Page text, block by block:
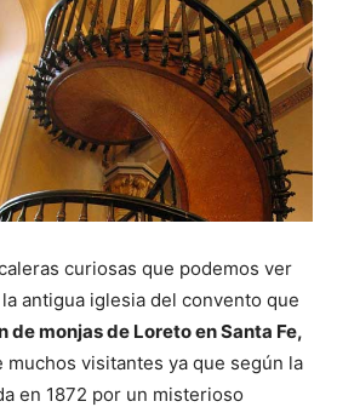
curiosas que podemos ver
antigua iglesia del convento que
de monjas de Loreto en Santa Fe,
muchos visitantes ya que según la
en 1872 por un misterioso